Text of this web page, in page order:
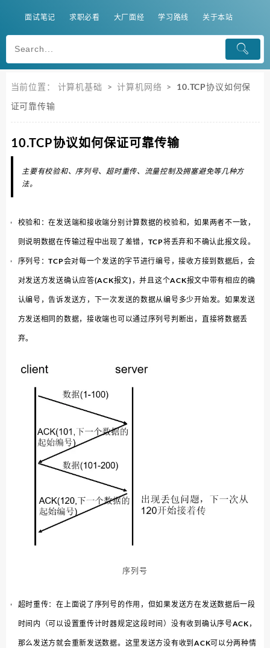
面试笔记 求职必看 大厂面经 学习路线 关于本站
当前位置： 计算机基础 >计算机网络 > 10.TCP协议如何保
证可靠传输
10.TCP协议如何保证可靠传输
主要有校验和、序列号、超时重传、流量控制及拥塞避免等几种方
法。
校验和：在发送端和接收端分别计算数据的校验和，如果两者不一致，
则说明数据在传输过程中出现了差错，TCP将丢弃和不确认此报文段。
序列号：TCP会对每一个发送的字节进行编号，接收方接到数据后，会
对发送方发送确认应答(ACK报文)，并且这个ACK报文中带有相应的确
认编号，告诉发送方，下一次发送的数据从编号多少开始发。如果发送
方发送相同的数据，接收端也可以通过序列号判断出，直接将数据丢
弃。
序列号
超时重传：在上面说了序列号的作用，但如果发送方在发送数据后一段
时间内（可以设置重传计时器规定这段时间）没有收到确认序号ACK，
那么发送方就会重新发送数据。这里发送方没有收到ACK可以分两种情